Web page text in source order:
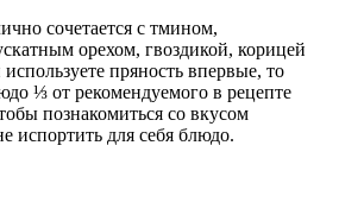
сочетается с тмином,
орехом, гвоздикой, корицей
пряность впервые, то
⅓ от рекомендуемого в рецепте
познакомиться со вкусом
испортить для себя блюдо.